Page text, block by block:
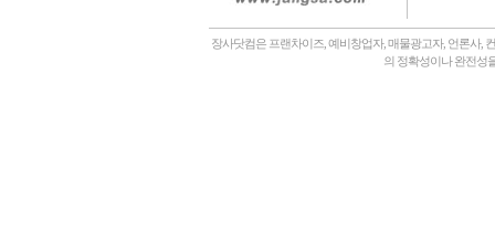
장사닷컴은 프랜차이즈, 예비창업자, 매물광고자, 언론사,
의 정확성이나 완전성